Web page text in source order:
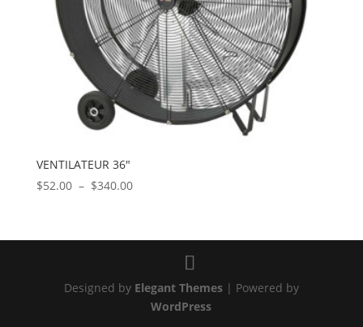
VENTILATEUR 36″
$52.00 – $340.00Plage
$52.00
Designed by Elegant Themes| Powered by
WordPress